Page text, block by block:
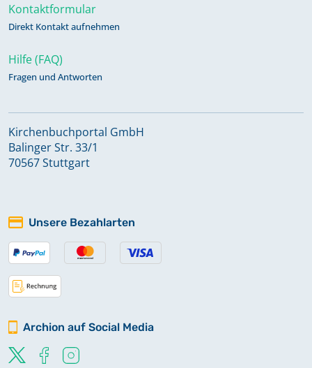
Kontaktformular
Direkt Kontakt aufnehmen
Hilfe (FAQ)
Fragen und Antworten
Kirchenbuchportal GmbH
Balinger Str. 33/1
70567 Stuttgart
Unsere Bezahlarten
Archion auf Social Media